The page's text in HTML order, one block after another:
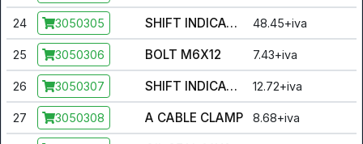
24 3050305 SHIFT INDICATOR CABLE 48.45+iva
25 3050306 BOLT M6X12 7.43+iva
26 3050307 SHIFT INDICATOR CONTACT 12.72+iva
27 3050308 A CABLE CLAMP 8.68+iva